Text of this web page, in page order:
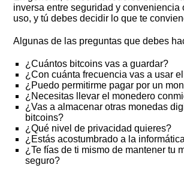
inversa entre seguridad y conveniencia
uso, y tú debes decidir lo que te
Algunas de las preguntas que debes
¿Cuántos bitcoins vas a guardar?
¿Con cuánta frecuencia vas a usar
¿Puedo permitirme pagar por un
¿Necesitas llevar el monedero
¿Vas a almacenar otras monedas
bitcoins?
¿Qué nivel de privacidad quieres?
¿Estás acostumbrado a la
¿Te fías de ti mismo de mantener tu
seguro?